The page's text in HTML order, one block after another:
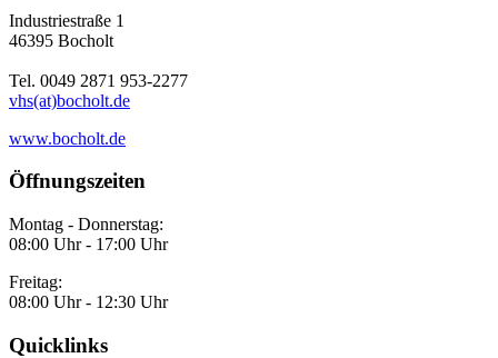
Industriestraße 1
46395 Bocholt
Tel. 0049 2871 953-2277
vhs(at)bocholt.de
www.bocholt.de
Öffnungszeiten
Montag - Donnerstag:
08:00 Uhr - 17:00 Uhr
Freitag:
08:00 Uhr - 12:30 Uhr
Quicklinks